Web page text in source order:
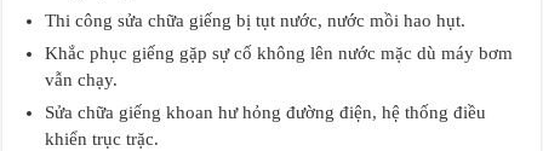
Thi công sửa chữa giếng bị tụt nước, nước mồi hao hụt.
Khắc phục giếng gặp sự cố không lên nước mặc dù máy bơm
vẫn chạy.
Sửa chữa giếng khoan hư hỏng đường điện, hệ thống điều
khiển trục trặc.